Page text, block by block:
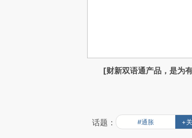
[财新双语通产品，是为
话题： #通胀 +